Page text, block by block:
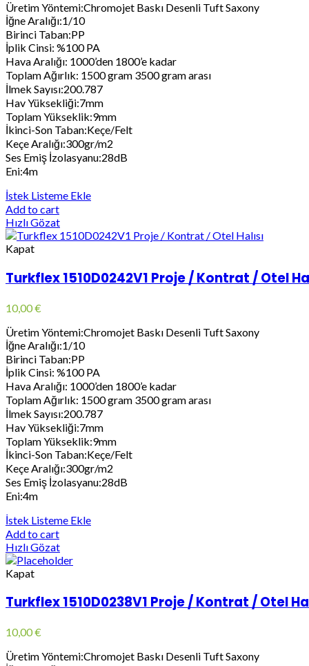
Üretim Yöntemi:Chromojet Baskı Desenli Tuft Saxony
İğne Aralığı:1/10
Birinci Taban:PP
İplik Cinsi: %100 PA
Hava Aralığı: 1000’den 1800’e kadar
Toplam Ağırlık: 1500 gram 3500 gram arası
İlmek Sayısı:200.787
Hav Yüksekliği:7mm
Toplam Yükseklik:9mm
İkinci-Son Taban:Keçe/Felt
Keçe Aralığı:300gr/m2
Ses Emiş İzolasyanu:28dB
Eni:4m
İstek Listeme Ekle
Add to cart
Hızlı Gözat
Kapat
Turkflex 1510D0242V1 Proje / Kontrat / Otel
10,00€
Üretim Yöntemi:Chromojet Baskı Desenli Tuft Saxony
İğne Aralığı:1/10
Birinci Taban:PP
İplik Cinsi: %100 PA
Hava Aralığı: 1000’den 1800’e kadar
Toplam Ağırlık: 1500 gram 3500 gram arası
İlmek Sayısı:200.787
Hav Yüksekliği:7mm
Toplam Yükseklik:9mm
İkinci-Son Taban:Keçe/Felt
Keçe Aralığı:300gr/m2
Ses Emiş İzolasyanu:28dB
Eni:4m
İstek Listeme Ekle
Add to cart
Hızlı Gözat
Kapat
Turkflex 1510D0238V1 Proje / Kontrat / Otel
10,00€
Üretim Yöntemi:Chromojet Baskı Desenli Tuft Saxony